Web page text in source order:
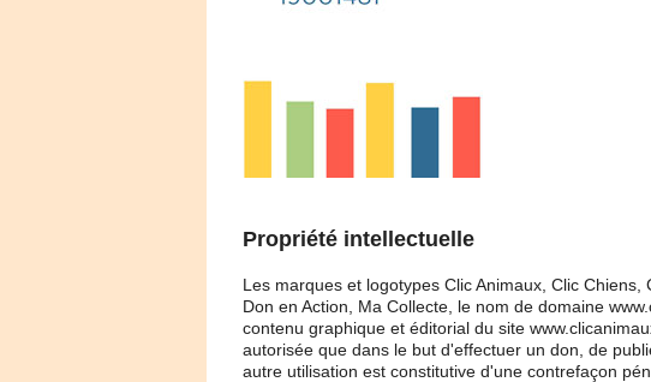
Propriété intellectuelle
Les marques et logotypes Clic Animaux, Clic
Don en Action, Ma Collecte, le nom de domaine
contenu graphique et éditorial du site
autorisée que dans le but d'effectuer un don, de
autre utilisation est constitutive d'une contrefaçon